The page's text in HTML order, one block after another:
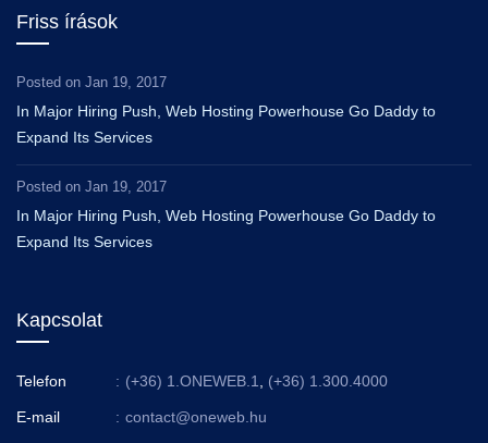
Friss írások
Posted on Jan 19, 2017
In Major Hiring Push, Web Hosting Powerhouse Go Daddy to
Expand Its Services
Posted on Jan 19, 2017
In Major Hiring Push, Web Hosting Powerhouse Go Daddy to
Expand Its Services
Kapcsolat
Telefon : (+36) 1.ONEWEB.1 (+36) 1.300.4000
E-mail : contact@oneweb.hu